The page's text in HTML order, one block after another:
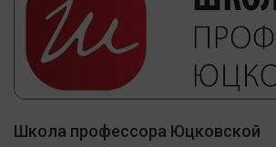
Школа профессора Юцковской